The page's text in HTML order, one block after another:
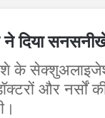
ने दिया
पेशे के
और नर्सों